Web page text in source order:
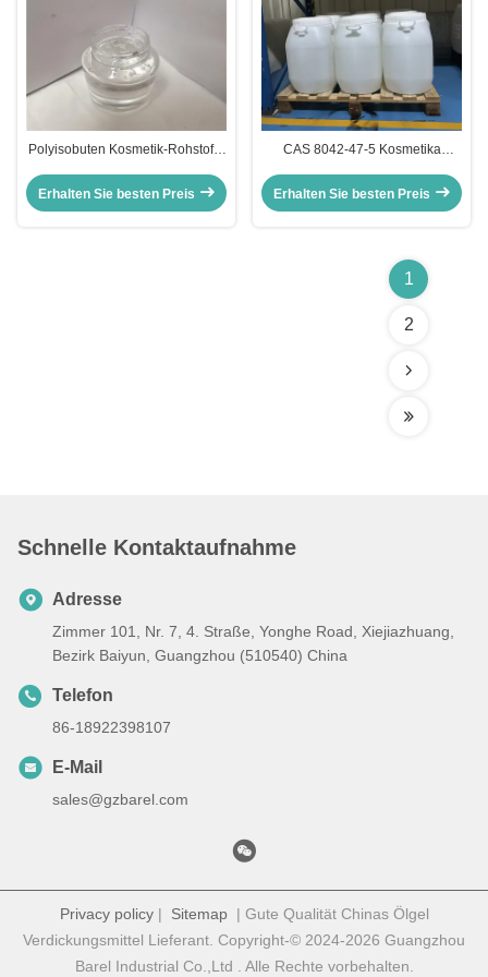
Polyisobuten Kosmetik-Rohstoffe
Basis
Erhalten Sie besten Preis
CAS 8042-47-5 Kosmetika
fluoreszierend
Erhalten Sie besten Preis
1
2
Schnelle Kontaktaufnahme
Adresse
Zimmer 101, Nr. 7, 4. Straße, Yonghe Road, Xiejiazhuang,
Bezirk Baiyun, Guangzhou (510540) China
Telefon
86-18922398107
E-Mail
sales@gzbarel.com
Privacy policy| Sitemap| Gute Qualität Chinas Ölgel
Verdickungsmittel Lieferant. Copyright-© 2024-2026 Guangzhou
Barel Industrial Co.,Ltd . Alle Rechte vorbehalten.